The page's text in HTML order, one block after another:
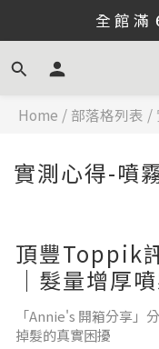
全 館 滿
Home / 部落格列表 /
實測心得-噴
頂豐Toppik
｜髮量增厚
霧分享｜髮
易清洗✨細
「Annie's 開箱分享」
掉髮的真實困擾